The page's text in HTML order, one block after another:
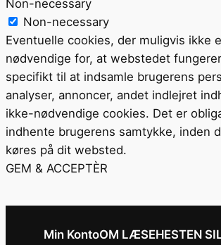
Non-necessary
Non-necessary
Eventuelle cookies, der muligvis ikke
nødvendige for, at webstedet
specifikt til at indsamle brugerens
analyser, annoncer, andet indlejret
ikke-nødvendige cookies. Det er
indhente brugerens samtykke, inden
køres på dit websted.
GEM & ACCEPTÈR
Min KontoOM LÆSEHESTEN